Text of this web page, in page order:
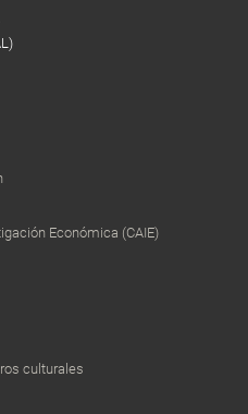
Económica (CAIE)
culturales